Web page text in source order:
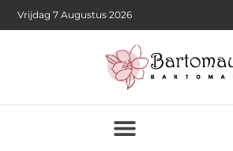
Vrijdag 7 Augustus 2026